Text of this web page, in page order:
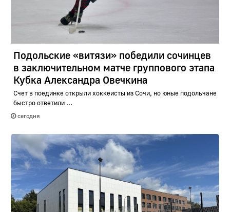
Подольские «витязи» победили сочинцев
в заключительном матче группового этапа
Кубка Александра Овечкина
Счет в поединке открыли хоккеисты из Сочи, но юные подольчане
быстро ответили ...
сегодня